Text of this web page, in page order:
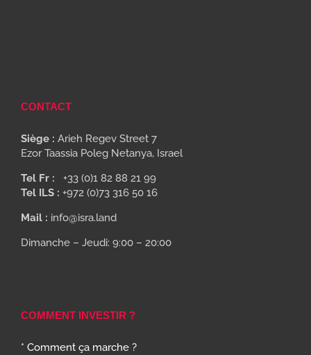
CONTACT
Siège : Arieh Regev Street 7
Ezor Taassia Poleg Netanya, Israel
Tel Fr : +33 (0)1 82 88 21 99
Tel ILS : +972 (0)73 316 50 16
Mail : info@isra.land
Dimanche – Jeudi: 9:00 – 20:00
COMMENT INVESTIR ?
* Comment ça marche ?